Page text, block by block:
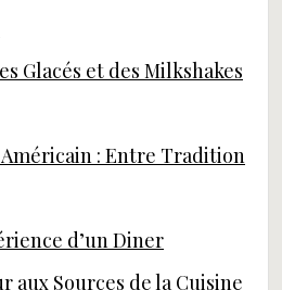
Glacés et des Milkshakes
: Entre Tradition
d’un Diner
aux Sources de la Cuisine